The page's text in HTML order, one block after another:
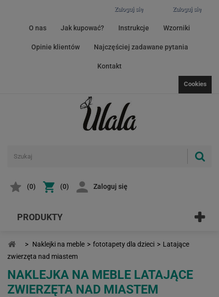
Zaloguj się
Zaloguj się
O nas Jak kupować? Instrukcje Wzorniki
Opinie klientów Najczęściej zadawane pytania
Kontakt
Cookies
(0) (0) Zaloguj się
PRODUKTY
> Naklejki na meble > fototapety dla dzieci > Latające
zwierzęta nad miastem
NAKLEJKA NA MEBLE LATAJĄCE
ZWIERZĘTA NAD MIASTEM